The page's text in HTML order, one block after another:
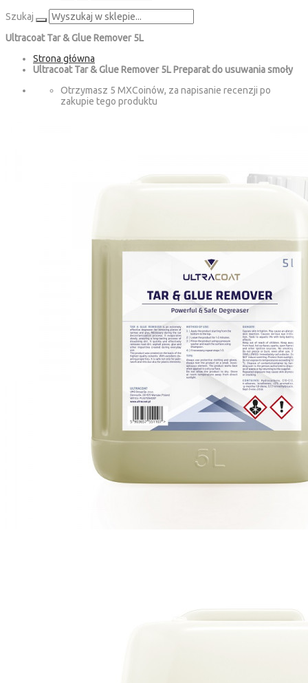
Szukaj
Ultracoat Tar & Glue Remover 5L
Strona główna
Ultracoat Tar & Glue Remover 5L Preparat do usuwania smoły
Otrzymasz 5 MXCoinów, za napisanie recenzji po
zakupie tego produktu